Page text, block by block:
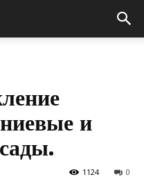
и
0
1124